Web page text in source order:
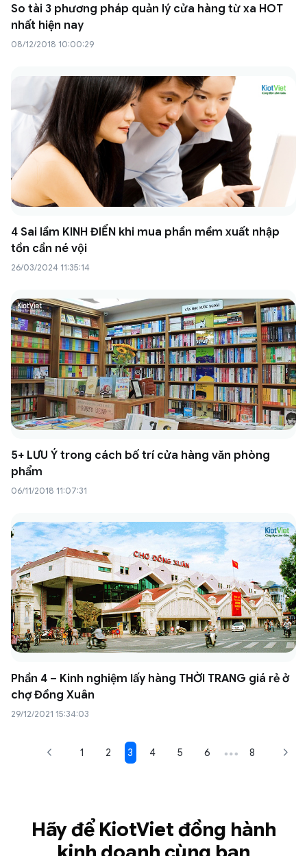
So tài 3 phương pháp quản lý cửa hàng từ xa HOT
nhất hiện nay
08/12/2018 10:00:29
4 Sai lầm KINH ĐIỂN khi mua phần mềm xuất nhập
tồn cần né vội
26/03/2024 11:35:14
5+ LƯU Ý trong cách bố trí cửa hàng văn phòng
phẩm
06/11/2018 11:07:31
Phần 4 – Kinh nghiệm lấy hàng THỜI TRANG giá rẻ ở
chợ Đồng Xuân
29/12/2021 15:34:03
1 2 3 4 5 6 … 8
Hãy để KiotViet đồng hành